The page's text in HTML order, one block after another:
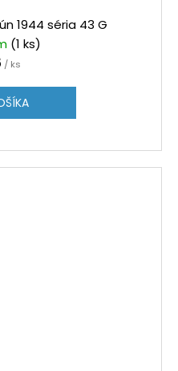
1944 séria 43 G
(1 ks)
/ ks